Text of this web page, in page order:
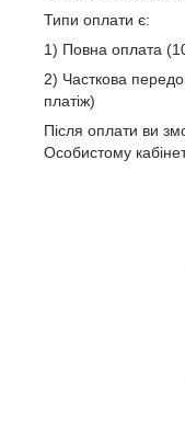
Типи оплати є:
1) Повна оплата
2) Часткова
платіж)
Після оплати ви
Особистому